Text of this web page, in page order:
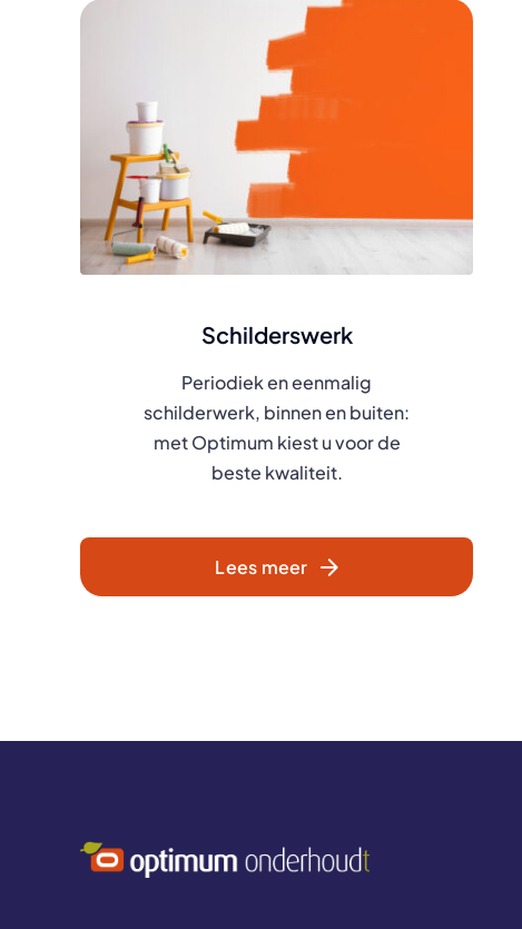
Schilderswerk
Periodiek en eenmalig
schilderwerk, binnen en buiten:
met Optimum kiest u voor de
beste kwaliteit.
Lees meer